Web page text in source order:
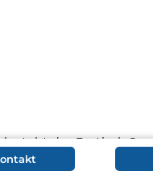
steht der Esstisch
das aus Stahl gefertigt